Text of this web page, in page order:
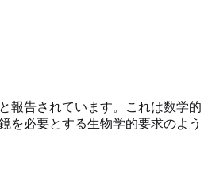
報告されています。これは数学的
を必要とする生物学的要求のよう